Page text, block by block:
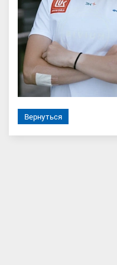
Вернуться
Сергей Николаевич
международного класса
Республика Татарстан, г.